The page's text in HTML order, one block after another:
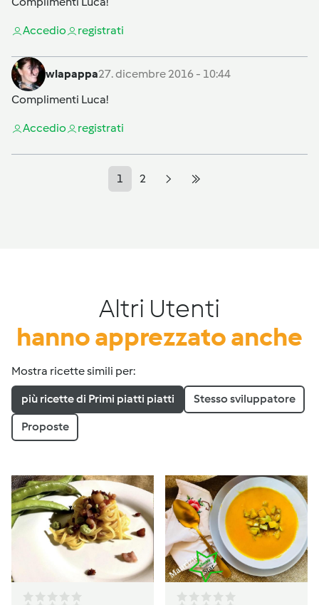
Accedio registrati
wlapappa27. dicembre 2016 - 10:44
Complimenti Luca!
Accedio registrati
1 2
Altri Utenti
hanno apprezzato anche
Mostra ricette simili per:
più ricette di Primi piatti piatti Stesso sviluppatore
Proposte